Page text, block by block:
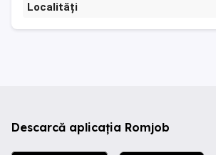
Localități
Descarcă aplicația Romjob